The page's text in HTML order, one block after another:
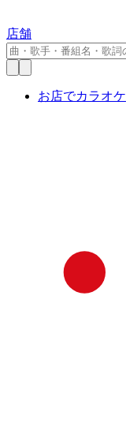
店舗
お店でカラオケ